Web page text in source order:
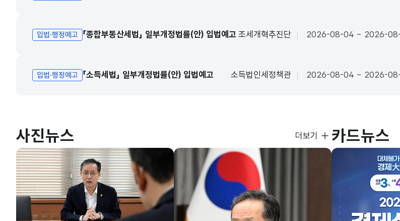
입법·행정예고 「종합부동산세법」 일부개정법률(안) 입법예고 조세개혁추진단 2026-08-04 ~ 2026-
입법·행정예고 「소득세법」 일부개정법률(안) 입법예고 소득법인세정책관 2026-08-04 ~ 2026-
사진뉴스 사진뉴스
더보기 카드뉴스